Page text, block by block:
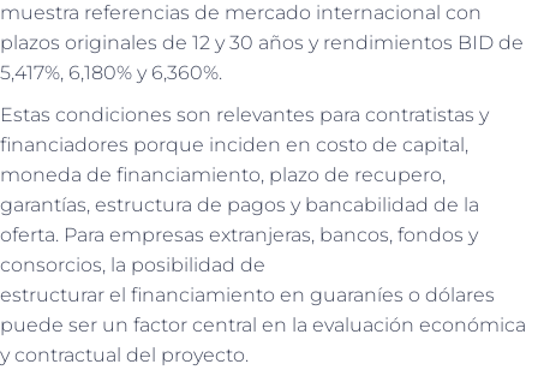
muestra referencias de mercado internacional con
plazos originales de 12 y 30 años y rendimientos BID de
5,417%, 6,180% y 6,360%.
Estas condiciones son relevantes para contratistas y
financiadores porque inciden en costo de capital,
moneda de financiamiento, plazo de recupero,
garantías, estructura de pagos y bancabilidad de la
oferta. Para empresas extranjeras, bancos, fondos y
consorcios, la posibilidad de
estructurar el financiamiento en guaraníes o dólares
puede ser un factor central en la evaluación económica
y contractual del proyecto.